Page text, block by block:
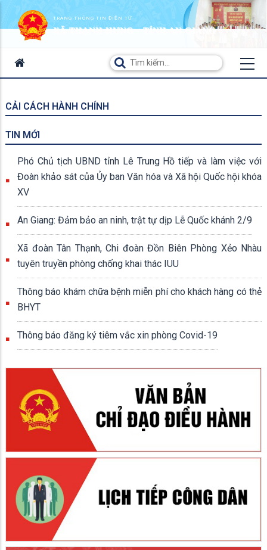
TRANG THÔNG TIN ĐIỆN TỬ
XÃ THẠNH HƯNG - TỈNH AN GIANG
CẢI CÁCH HÀNH CHÍNH
TIN MỚI
Phó Chủ tịch UBND tỉnh Lê Trung Hồ tiếp và làm việc với
Đoàn khảo sát của Ủy ban Văn hóa và Xã hội Quốc hội khóa
XV
An Giang: Đảm bảo an ninh, trật tự dịp Lễ Quốc khánh 2/9
Xã đoàn Tân Thạnh, Chi đoàn Đồn Biên Phòng Xẻo Nhàu
tuyên truyền phòng chống khai thác IUU
Thông báo khám chữa bệnh miễn phí cho khách hàng có thẻ
BHYT
Thông báo đăng ký tiêm vắc xin phòng Covid-19